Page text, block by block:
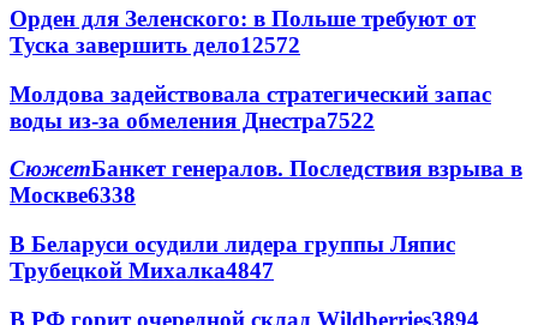
Орден для Зеленского: в Польше требуют от
Туска завершить дело12572
Молдова задействовала стратегический запас
воды из-за обмеления Днестра7522
СюжетБанкет генералов. Последствия взрыва в
Москве6338
В Беларуси осудили лидера группы Ляпис
Трубецкой Михалка4847
В РФ горит очередной склад Wildberries3894